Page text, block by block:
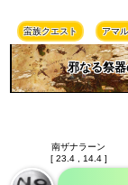
蛮族クエスト アマ
邪なる祭
南ザナラーン
[ 23.4 , 14.4 ]